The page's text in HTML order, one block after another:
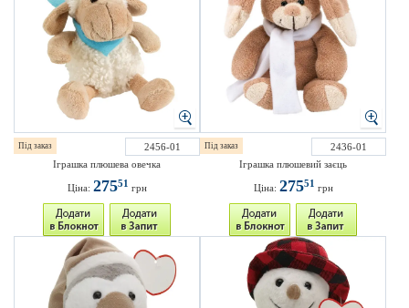
Під заказ
2456-01
Іграшка плюшева овечка
Ціна: 27551 грн
Під заказ
2436-01
Іграшка плюшевий заєць
Ціна: 27551 грн